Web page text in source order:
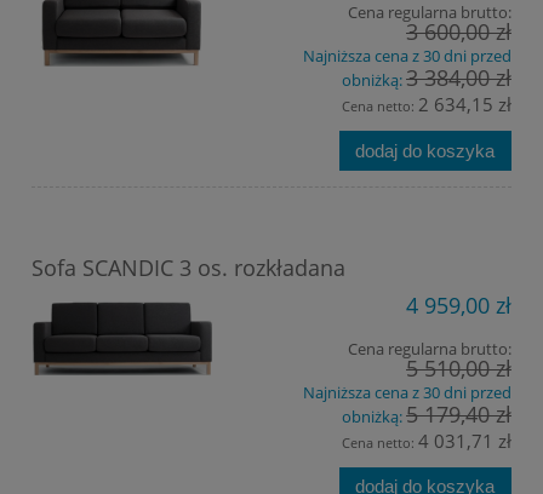
Cena regularna brutto:
3 600,00 zł
Najniższa cena z 30 dni przed
obniżką:3 384,00 zł
Cena netto: 2 634,15 zł
dodaj do koszyka
Sofa SCANDIC 3 os. rozkładana
4 959,00 zł
Cena regularna brutto:
5 510,00 zł
Najniższa cena z 30 dni przed
obniżką:5 179,40 zł
Cena netto: 4 031,71 zł
dodaj do koszyka